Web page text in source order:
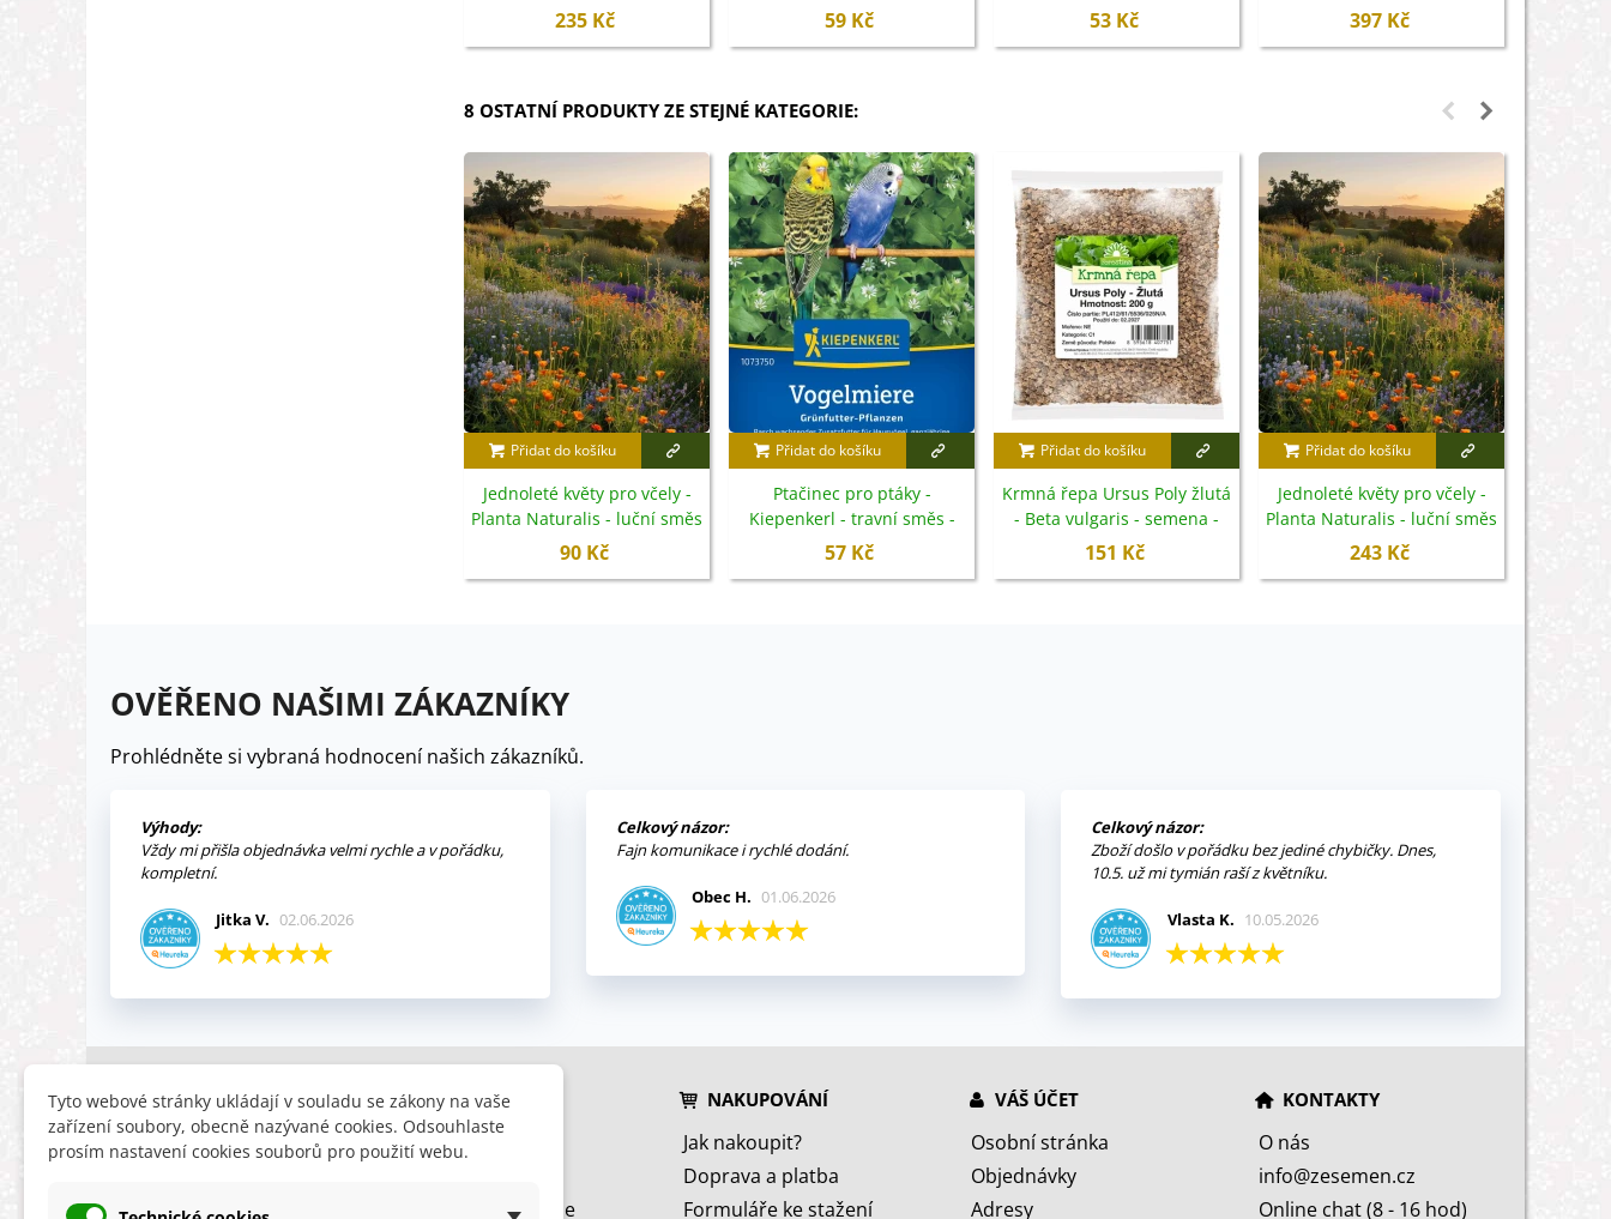
235 Kč 59 Kč 53 Kč 397 Kč
8 OSTATNÍ PRODUKTY ZE STEJNÉ KATEGORIE:
Přidat do košíku
Jednoleté květy pro včely -
Planta Naturalis - luční směs
- 10 g
90 Kč
Přidat do košíku
Ptačinec pro ptáky -
Kiepenkerl - travní směs -
1 ks
57 Kč
Přidat do košíku
Krmná řepa Ursus Poly žlutá
- Beta vulgaris - semena -
200 g
151 Kč
Přidat do košíku
Jednoleté květy pro včely -
Planta Naturalis - luční směs
- 40 g
243 Kč
OVĚŘENO NAŠIMI ZÁKAZNÍKY
Prohlédněte si vybraná hodnocení našich zákazníků.
Výhody:
Vždy mi přišla objednávka velmi rychle a v pořádku,
kompletní.
Jitka V. 02.06.2026
Celkový názor:
Fajn komunikace i rychlé dodání.
Obec H. 01.06.2026
Celkový názor:
Zboží došlo v pořádku bez jediné chybičky. Dnes,
10.5. už mi tymián raší z květníku.
Vlasta K. 10.05.2026
INFORMACE
Obchodní podmínky
Ochrana osobních údajů
HLEDÁTE
Slevy
Nyní doporučujeme
NAKUPOVÁNÍ
Jak nakoupit?
Doprava a platba
Formuláře ke stažení
VÁŠ ÚČET
Osobní stránka
Objednávky
Adresy
KONTAKTY
O nás
info@zesemen.cz
Online chat (8 - 16 hod)
Tyto webové stránky ukládají v souladu se zákony na vaše
zařízení soubory, obecně nazývané cookies. Odsouhlaste
prosím nastavení cookies souborů pro použití webu.